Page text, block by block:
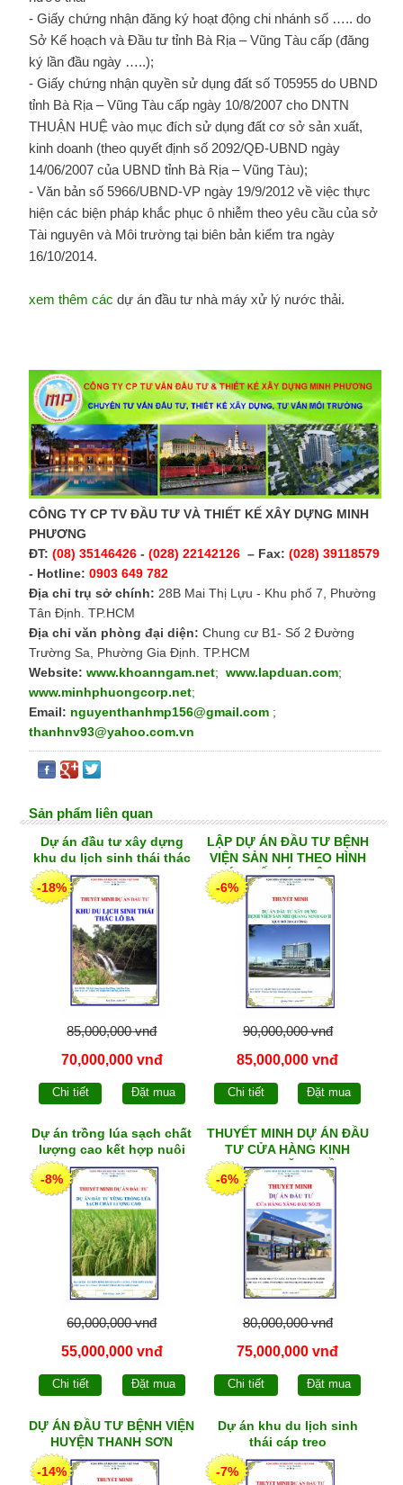
- Giấy chứng nhận đăng ký hoạt động chi nhánh số ….. do
Sở Kế hoạch và Đầu tư tỉnh Bà Rịa – Vũng Tàu cấp (đăng
ký lần đầu ngày …..);
- Giấy chứng nhận quyền sử dụng đất số T05955 do UBND
tỉnh Bà Rịa – Vũng Tàu cấp ngày 10/8/2007 cho DNTN
THUẬN HUỆ vào mục đích sử dụng đất cơ sở sản xuất,
kinh doanh (theo quyết định số 2092/QĐ-UBND ngày
14/06/2007 của UBND tỉnh Bà Rịa – Vũng Tàu);
- Văn bản số 5966/UBND-VP ngày 19/9/2012 về việc thực
hiện các biện pháp khắc phục ô nhiễm theo yêu cầu của sở
Tài nguyên và Môi trường tại biên bản kiểm tra ngày
16/10/2014.
xem thêm các dự án đầu tư nhà máy xử lý nước thải.
CÔNG TY CP TV ĐẦU TƯ VÀ THIẾT KẾ XÂY DỰNG MINH
PHƯƠNG
ĐT: (08) 35146426- (028) 22142126– Fax: (028) 39118579
- Hotline: 0903 649 782
Địa chỉ trụ sở chính: 28B Mai Thị Lựu - Khu phố 7, Phường
Tân Định. TP.HCM
Địa chỉ văn phòng đại diện: Chung cư B1- Số 2 Đường
Trường Sa, Phường Gia Định. TP.HCM
Website: www.khoanngam.net; www.lapduan.com;
www.minhphuongcorp.net;
Email: nguyenthanhmp156@gmail.com;
thanhnv93@yahoo.com.vn
Sản phẩm liên quan
Dự án đầu tư xây dựng
khu du lịch sinh thái thác
Lô Ba
-18%
85,000,000 vnđ
70,000,000 vnđ
Chi tiết Đặt mua
LẬP DỰ ÁN ĐẦU TƯ BỆNH
VIỆN SẢN NHI THEO HÌNH
THỨC ĐỐI TÁC CÔNG TƯ
PPP
-6%
90,000,000 vnđ
85,000,000 vnđ
Chi tiết Đặt mua
Dự án trồng lúa sạch chất
lượng cao kết hợp nuôi
tôm quảng canh
-8%
60,000,000 vnđ
55,000,000 vnđ
Chi tiết Đặt mua
THUYẾT MINH DỰ ÁN ĐẦU
TƯ CỬA HÀNG KINH
DOANH XĂNG DẦU
-6%
80,000,000 vnđ
75,000,000 vnđ
Chi tiết Đặt mua
DỰ ÁN ĐẦU TƯ BỆNH VIỆN
HUYỆN THANH SƠN
-14%
Dự án khu du lịch sinh
thái cáp treo
-7%